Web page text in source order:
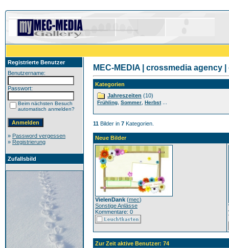
Registrierte Benutzer
Benutzername:
Passwort:
Beim nächsten Besuch
automatisch anmelden?
» Password vergessen
» Registrierung
Zufallsbild
MEC-MEDIA | crossmedia
Kategorien
Jahreszeiten (10)
Frühling Sommer Herbst...
11 Bilder in 7 Kategorien.
Neue Bilder
VielenDank (mec)
Sonstige Anlässe
Kommentare: 0
Zur Zeit aktive Benutzer: 74